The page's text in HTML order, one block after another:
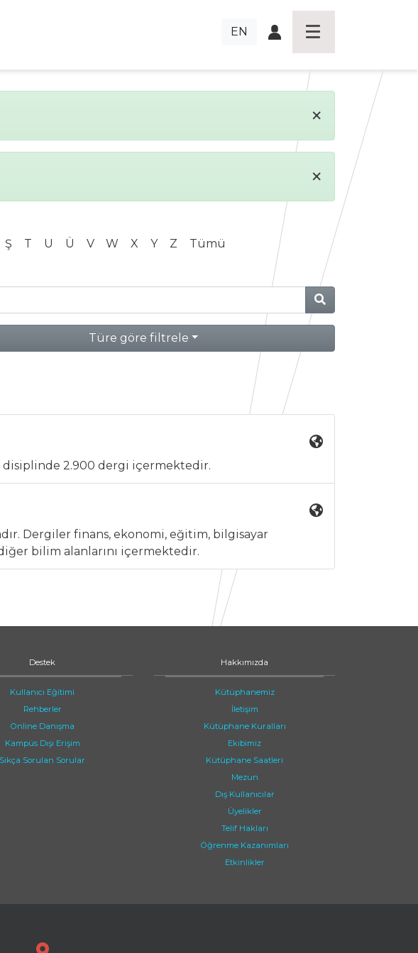
EN
×
×
Ş T U Ü V W X Y Z Tümü
Türe göre filtrele
disiplinde 2.900 dergi içermektedir.
Dergiler finans, ekonomi, eğitim, bilgisayar
bilim alanlarını içermektedir.
Destek
Kullanıcı Eğitimi
Rehberler
Online Danışma
Kampüs Dışı Erişim
Sıkça Sorulan Sorular
Hakkımızda
Kütüphanemiz
İletişim
Kütüphane Kuralları
Ekibimiz
Kütüphane Saatleri
Mezun
Dış Kullanıcılar
Üyelikler
Telif Hakları
Öğrenme Kazanımları
Etkinlikler